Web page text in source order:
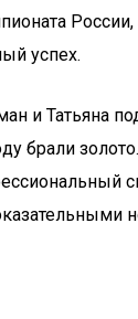
успех.
и Татьяна
брали